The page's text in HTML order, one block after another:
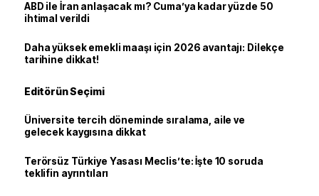
ABD ile İran anlaşacak mı? Cuma’ya kadar yüzde 50
ihtimal verildi
Daha yüksek emekli maaşı için 2026 avantajı: Dilekçe
tarihine dikkat!
Editörün Seçimi
Üniversite tercih döneminde sıralama, aile ve
gelecek kaygısına dikkat
Terörsüz Türkiye Yasası Meclis’te: İşte 10 soruda
teklifin ayrıntıları